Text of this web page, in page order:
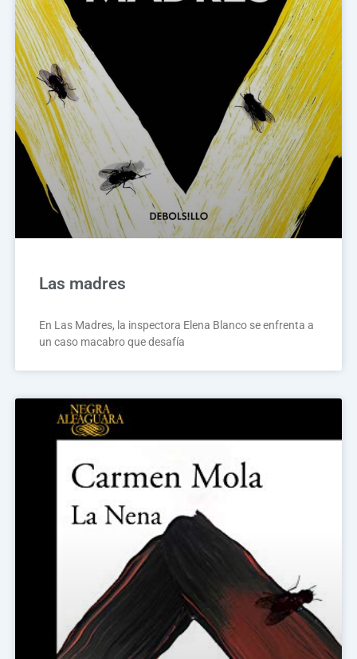
Las madres
En Las Madres, la inspectora Elena Blanco se enfrenta a
un caso macabro que desafía